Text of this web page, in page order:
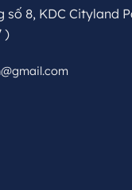
số 8, KDC Cityland
)